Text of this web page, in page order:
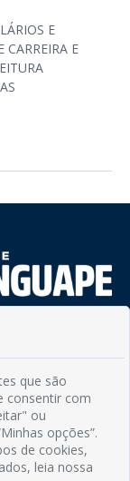
E
E
que são
consentir com
ou
opções”.
de cookies,
leia nossa